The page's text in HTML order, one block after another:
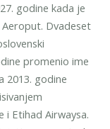
godine kada je
Dvadeset
promenio ime
2013. godine
i Etihad Airwaysa.